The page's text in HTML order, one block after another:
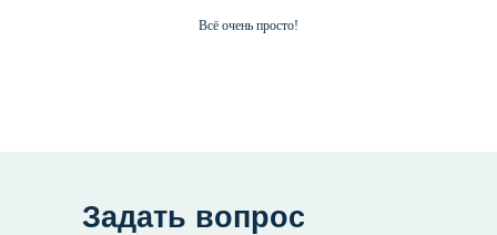
Всё очень просто!
Задать вопрос